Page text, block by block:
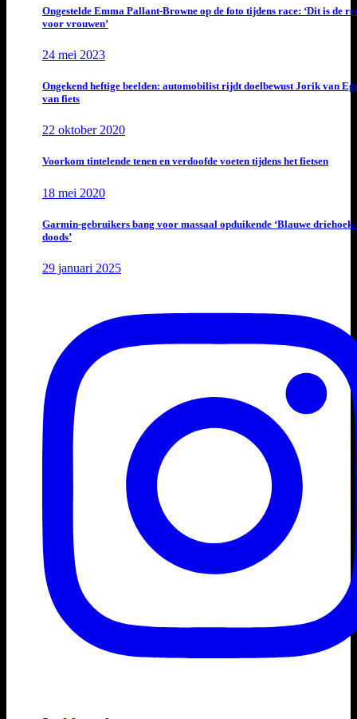
Ongestelde Emma Pallant-Browne op de foto tijdens race: ‘Dit is de
voor vrouwen’
24 mei 2023
Ongekend heftige beelden: automobilist rijdt doelbewust Jorik van
van fiets
22 oktober 2020
Voorkom tintelende tenen en verdoofde voeten tijdens het fietsen
18 mei 2020
Garmin-gebruikers bang voor massaal opduikende ‘Blauwe driehoek
doods’
29 januari 2025